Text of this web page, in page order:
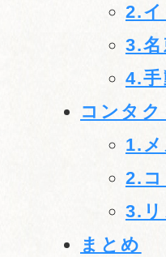
2.イ
3.
4.手
コンタ
1.
2.
3.
まとめ